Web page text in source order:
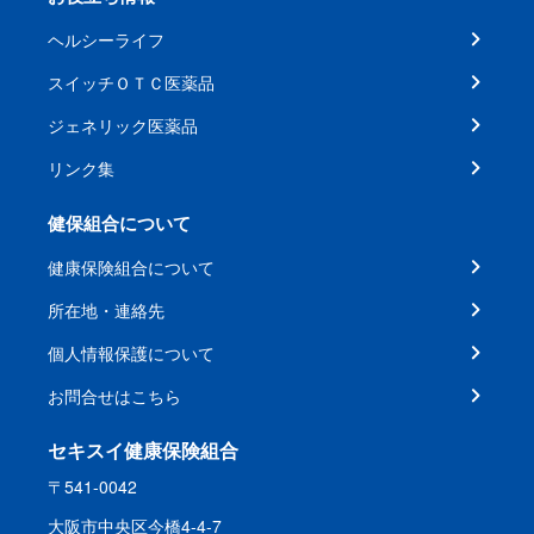
ヘルシーライフ
スイッチＯＴＣ医薬品
ジェネリック医薬品
リンク集
健保組合について
健康保険組合について
所在地・連絡先
個人情報保護について
お問合せはこちら
セキスイ健康保険組合
〒541-0042
大阪市中央区今橋4-4-7